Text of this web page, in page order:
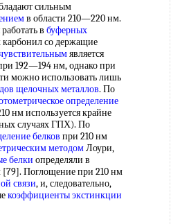
сильным
в области 210—220 нм.
в буферных
со держащие
является
192—194 нм, однако при
можно использовать лишь
щелочных металлов. По
определение
нм используется крайне
случаях ГПХ). По
белков при 210 нм
методомЛоури,
белки определяли в
Поглощение при 210 нм
связи, и, следовательно,
коэффициенты экстинкции